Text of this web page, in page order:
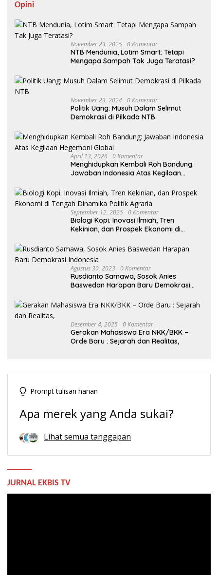
Opini
November 23, 2025 0 Komentar
NTB Mendunia, Lotim Smart: Tetapi
Mengapa Sampah Tak Juga Teratasi?
November 23, 2024 0 Komentar
Politik Uang: Musuh Dalam Selimut
Demokrasi di Pilkada NTB
April 13, 2026 0 Komentar
Menghidupkan Kembali Roh Bandung:
Jawaban Indonesia Atas Kegilaan
September 12, 2025 0 Komentar
Biologi Kopi: Inovasi Ilmiah, Tren
Kekinian, dan Prospek Ekonomi di
Agustus 30, 2023 0 Komentar
Rusdianto Samawa, Sosok Anies
Baswedan Harapan Baru Demokrasi
Desember 4, 2025 0 Komentar
Gerakan Mahasiswa Era NKK/BKK –
Orde Baru : Sejarah dan Realitas,
Prompt tulisan harian
Apa merek yang Anda sukai?
Lihat semua tanggapan
JURNAL EKBIS TV